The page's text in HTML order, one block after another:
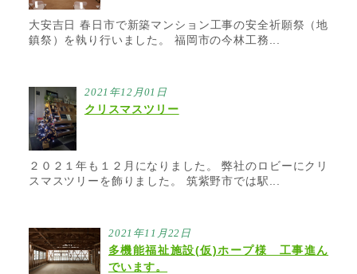
大安吉日 春日市で新築マンション工事の安全祈願祭（地
鎮祭）を執り行いました。 福岡市の今林工務...
2021年12月01日
クリスマスツリー
２０２１年も１２月になりました。 弊社のロビーにクリ
スマスツリーを飾りました。 筑紫野市では駅...
2021年11月22日
多機能福祉施設(仮)ホープ様 工事進ん
でいます。